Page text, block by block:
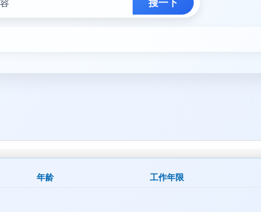
年龄 工作年限